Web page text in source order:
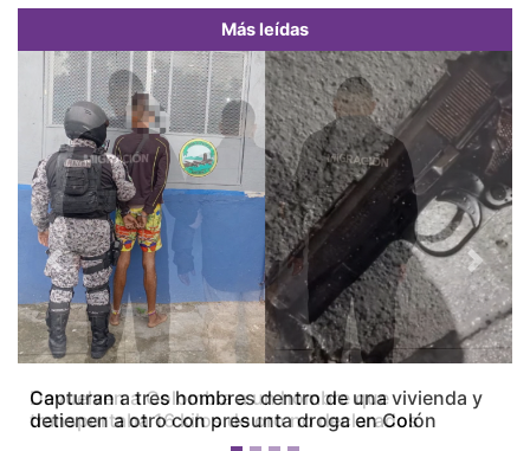
Más leídas
Capturan a tres hombres dentro de una vivienda y
detienen a otro con presunta droga en Colón
Previous Next